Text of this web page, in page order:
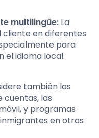
multilingüe: La
cliente en diferentes
para
el idioma local.
también las
cuentas, las
y programas
en otras